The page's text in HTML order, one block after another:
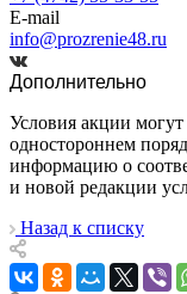
E-mail
info@prozrenie48.ru
Дополнительно
Условия акции
одностороннем
информацию о
и новой редакции
Назад к списку